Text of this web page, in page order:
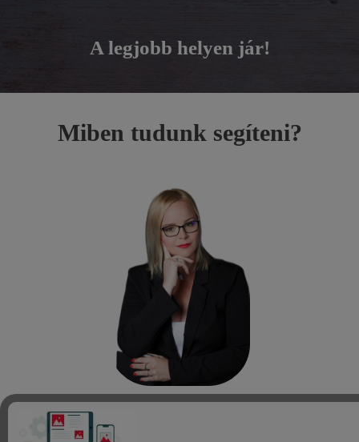
A legjobb helyen jár!
Miben tudunk segíteni?